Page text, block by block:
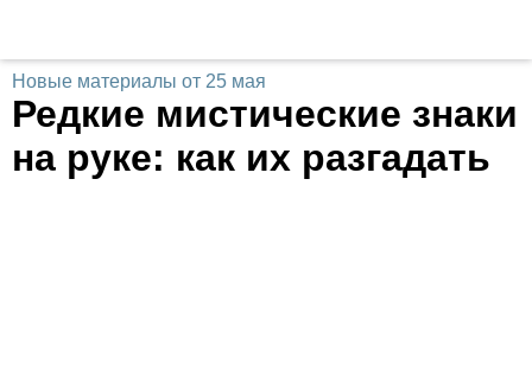
Новые материалы от 25 мая
Редкие мистические знаки
на руке: как их разгадать